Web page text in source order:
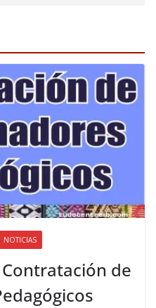
NOTICIAS
de